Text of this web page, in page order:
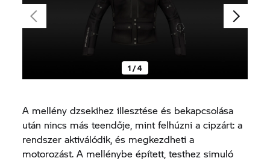
1 / 4
A mellény dzsekihez illesztése és bekapcsolása
után nincs más teendője, mint felhúzni a cipzárt: a
rendszer aktiválódik, és megkezdheti a
motorozást. A mellénybe épített, testhez simuló